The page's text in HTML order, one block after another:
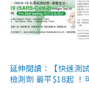
延伸閱讀：【快速測
檢測劑 最平$18起